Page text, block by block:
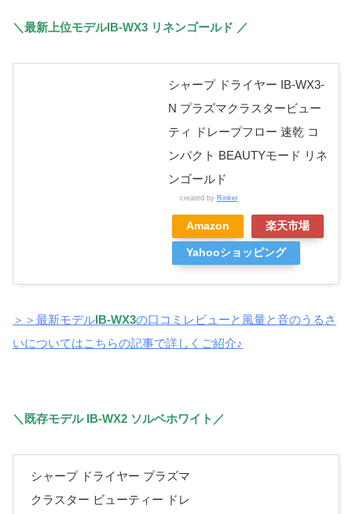
＼最新上位モデルIB-WX3 リネンゴールド ／
シャープ ドライヤー IB-WX3-
N プラズマクラスタービュー
ティ ドレープフロー 速乾 コ
ンパクト BEAUTYモード リネ
ンゴールド
created by Rinker
Amazon 楽天市場
Yahooショッピング
＞＞最新モデルIB-WX3の口コミレビューと風量と音のうるさ
いについてはこちらの記事で詳しくご紹介♪
＼既存モデル IB-WX2 ソルベホワイト／
シャープ ドライヤー プラズマ
クラスター ビューティー ドレ